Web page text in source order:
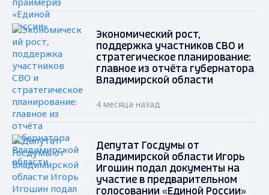
Экономический рост,
поддержка участников СВО и
стратегическое планирование:
главное из отчёта губернатора
Владимирской области
4 месяца назад
Депутат Госдумы от
Владимирской области Игорь
Игошин подал документы на
участие в предварительном
голосовании «Единой России»